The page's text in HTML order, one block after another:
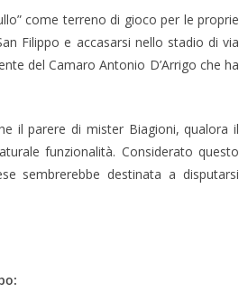
come terreno di gioco per le proprie
Filippo e accasarsi nello stadio di via
del Camaro Antonio D’Arrigo che ha
il parere di mister Biagioni, qualora il
funzionalità. Considerato questo
sembrerebbe destinata a disputarsi